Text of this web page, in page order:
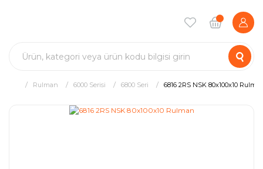
Rulman 6000 Serisi 6800 Seri 6816 2RS NSK 80x100x10